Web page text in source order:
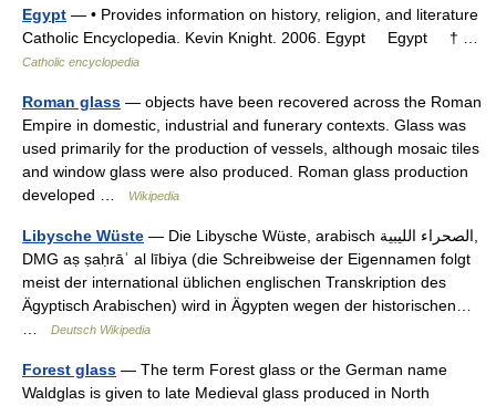
Egypt — • Provides information on history, religion, and literature
Catholic Encyclopedia. Kevin Knight. 2006. Egypt Egypt † …
Catholic encyclopedia
Roman glass — objects have been recovered across the Roman
Empire in domestic, industrial and funerary contexts. Glass was
used primarily for the production of vessels, although mosaic tiles
and window glass were also produced. Roman glass production
developed …
Wikipedia
Libysche Wüste — Die Libysche Wüste, arabisch ‏الصحراء الليبية‎,
DMG aṣ ṣaḥrāʾ al lībiya (die Schreibweise der Eigennamen folgt
meist der international üblichen englischen Transkription des
Ägyptisch Arabischen) wird in Ägypten wegen der historischen…
Deutsch Wikipedia
Forest glass — The term Forest glass or the German name
Waldglas is given to late Medieval glass produced in North